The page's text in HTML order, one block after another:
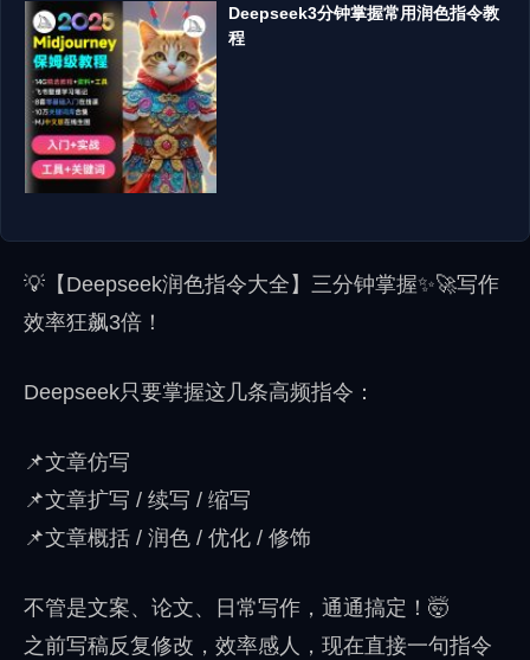
Deepseek3分钟掌握常用润色指令教
程
💡【Deepseek润色指令大全】三分钟掌握✨🚀写作
效率狂飙3倍！
Deepseek只要掌握这几条高频指令：
📌文章仿写
📌文章扩写 / 续写 / 缩写
📌文章概括 / 润色 / 优化 / 修饰
不管是文案、论文、日常写作，通通搞定！🤯
之前写稿反复修改，效率感人，现在直接一句指令